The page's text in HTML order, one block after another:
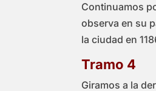
Continuamos
observa en su
la ciudad en
Tramo 4
Giramos a la